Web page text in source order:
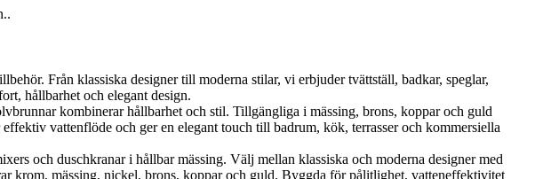
Från klassiska designer till moderna stilar, vi erbjuder tvättställ, badkar, speglar,
hållbarhet och elegant design.
kombinerar hållbarhet och stil. Tillgängliga i mässing, brons, koppar och guld
vattenflöde och ger en elegant touch till badrum, kök, terrasser och kommersiella
och duschkranar i hållbar mässing. Välj mellan klassiska och moderna designer med
krom, mässing, nickel, brons, koppar och guld. Byggda för pålitlighet, vatteneffektivitet